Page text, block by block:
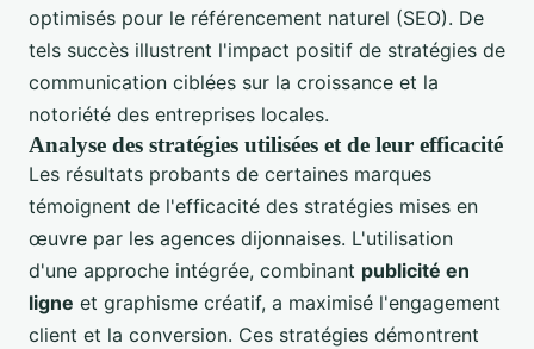
optimisés pour le référencement naturel (SEO). De
tels succès illustrent l'impact positif de stratégies de
communication ciblées sur la croissance et la
notoriété des entreprises locales.
Analyse des stratégies utilisées et de leur efficacité
Les résultats probants de certaines marques
témoignent de l'efficacité des stratégies mises en
œuvre par les agences dijonnaises. L'utilisation
d'une approche intégrée, combinant publicité en
ligne et graphisme créatif, a maximisé l'engagement
client et la conversion. Ces stratégies démontrent